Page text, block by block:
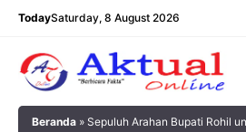
Langsung
TodaySaturday, 8 August 2026
Beranda » Sepuluh Arahan Bupati Rohil